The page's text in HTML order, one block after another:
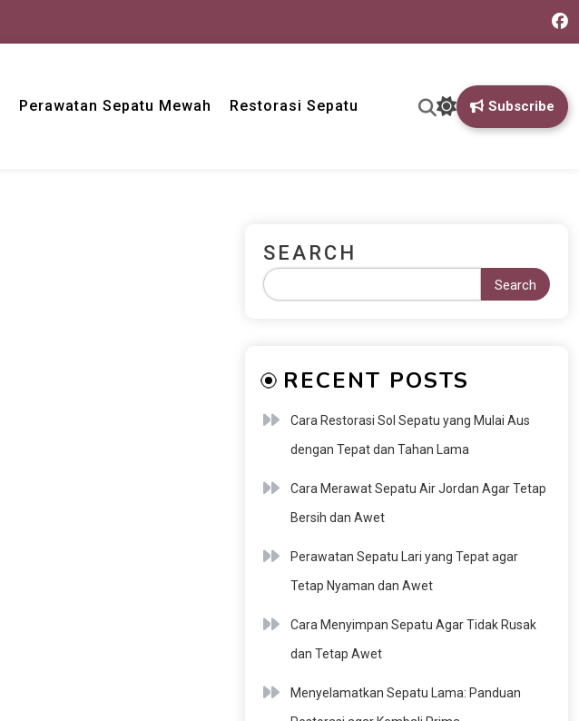
Perawatan Sepatu Mewah Restorasi Sepatu Subscribe
SEARCH
Search
RECENT POSTS
Cara Restorasi Sol Sepatu yang Mulai Aus
dengan Tepat dan Tahan Lama
Cara Merawat Sepatu Air Jordan Agar Tetap
Bersih dan Awet
Perawatan Sepatu Lari yang Tepat agar
Tetap Nyaman dan Awet
Cara Menyimpan Sepatu Agar Tidak Rusak
dan Tetap Awet
Menyelamatkan Sepatu Lama: Panduan